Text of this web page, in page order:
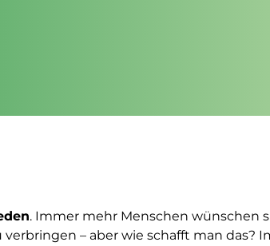
. Immer mehr Menschen wünschen
verbringen – aber wie schafft man das?